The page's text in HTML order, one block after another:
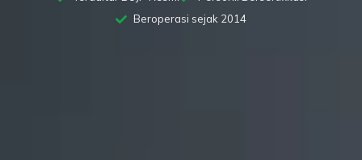
Beroperasi sejak 2014